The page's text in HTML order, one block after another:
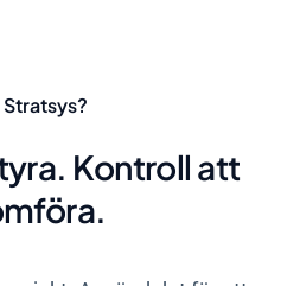
Kontroll att